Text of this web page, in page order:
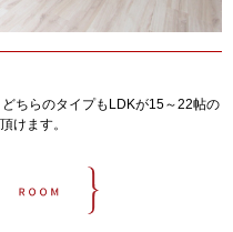
ちらのタイプもLDKが15～22帖の
けます。